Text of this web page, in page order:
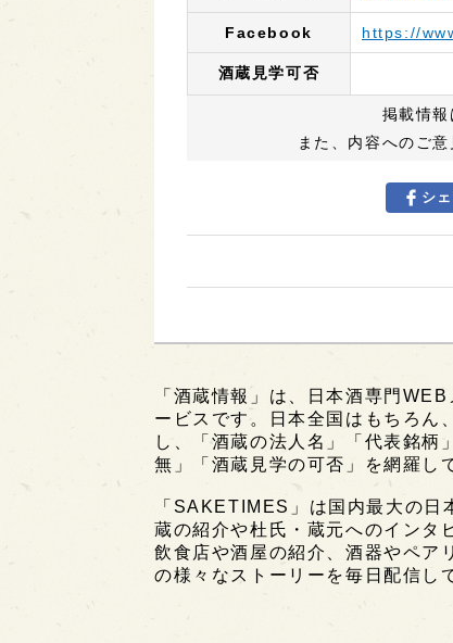
Facebook https://
酒蔵見学可否
掲載情報
また、内容へのご
シ
「酒蔵情報」は、日本酒専門
ービスです。日本全国はもちろん
し、「酒蔵の法人名」「代表銘柄
無」「酒蔵見学の可否」を網羅し
「SAKETIMES」は国内最大の
蔵の紹介や杜氏・蔵元へのインタ
飲食店や酒屋の紹介、酒器やペア
の様々なストーリーを毎日配信し